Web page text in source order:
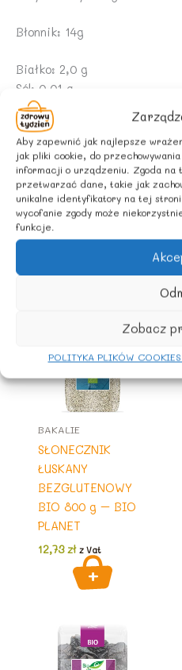
Aby zapewnić jak najlepsze
jak pliki cookie, do
informacji o urządzeniu. Zgoda na
przetwarzać dane, takie jak
unikalne identyfikatory na tej
wycofanie zgody może
funkcje.
Zobacz
POLITYKA PLIKÓW COOKIES
Błonnik: 14g
Białko: 2,0 g
Sól: 0,01 g
ZALECANE WARUNKI
Przechowywać w suchym i
Podobne produkty
BAKALIE
SŁONECZNIK
ŁUSKANY
BEZGLUTENOWY
BIO 800 g – BIO
PLANET
12,73zł z Vat